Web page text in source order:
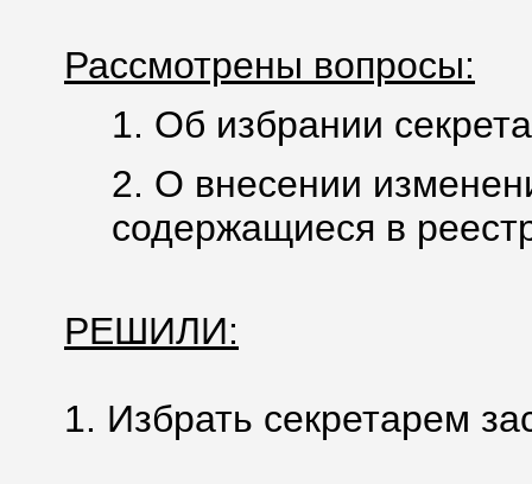
Рассмотрены вопросы:
1. Об избрании
2. О внесении
содержащиеся в
РЕШИЛИ:
1. Избрать секретарем